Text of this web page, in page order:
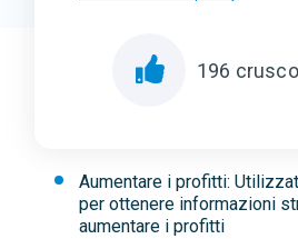
Aumentare i profitti:
per ottenere informazioni
aumentare i profitti
196